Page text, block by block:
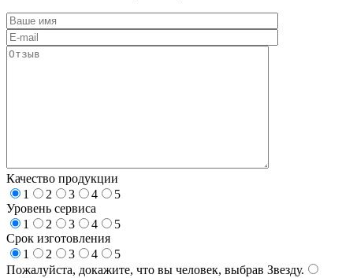
Качество продукции
1
2 3 4
5
Уровень сервиса
1
2 3 4
5
Срок изготовления
1
2 3 4
5
Пожалуйста, докажите, что вы человек, выбрав Звезду.